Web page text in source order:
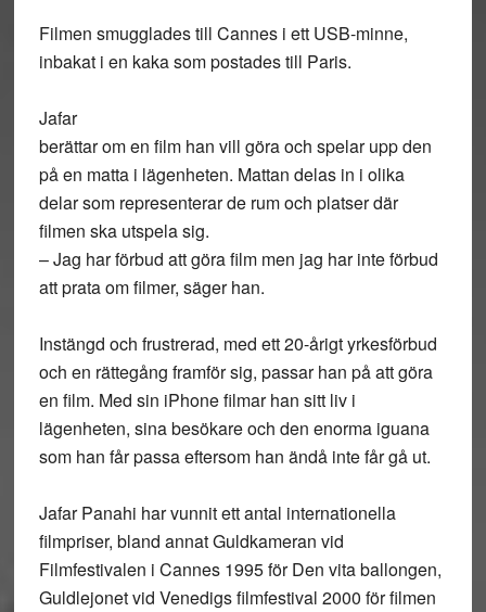
Filmen smugglades till Cannes i ett USB-minne,
inbakat i en kaka som postades till Paris.
Jafar
berättar om en film han vill göra och spelar upp den
på en matta i lägenheten. Mattan delas in i olika
delar som representerar de rum och platser där
filmen ska utspela sig.
– Jag har förbud att göra film men jag har inte förbud
att prata om filmer, säger han.
Instängd och frustrerad, med ett 20-årigt yrkesförbud
och en rättegång framför sig, passar han på att göra
en film. Med sin iPhone filmar han sitt liv i
lägenheten, sina besökare och den enorma iguana
som han får passa eftersom han ändå inte får gå ut.
Jafar Panahi har vunnit ett antal internationella
filmpriser, bland annat Guldkameran vid
Filmfestivalen i Cannes 1995 för Den vita ballongen,
Guldlejonet vid Venedigs filmfestival 2000 för filmen